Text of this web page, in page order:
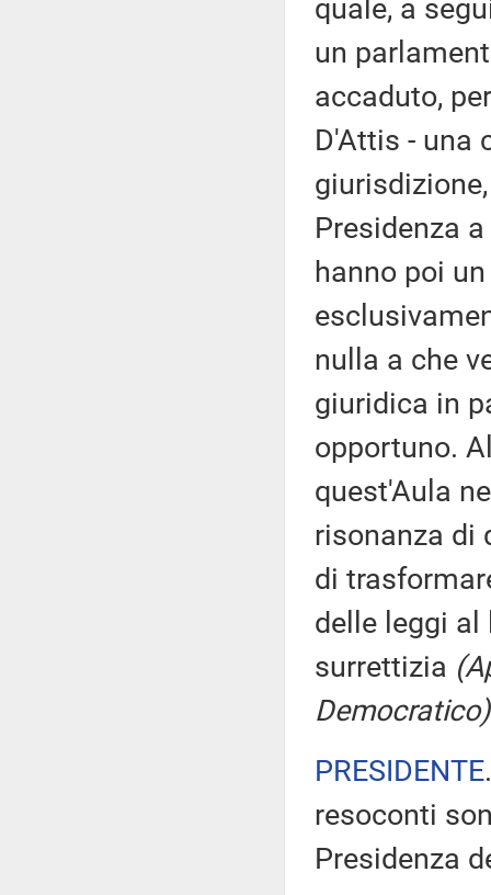
quale, a
un
accaduto,
D'Attis - una
Presidenza
hanno poi
nulla a che
giuridica in
opportuno.
quest'Aula
risonanza di
di
delle leggi
surrettizia
Democratico)
PRESIDENTE
resoconti
Presidenza